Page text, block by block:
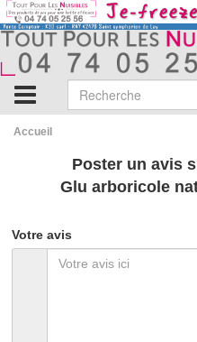
Accueil
Poster un avis
Glu arboricole
Votre avis